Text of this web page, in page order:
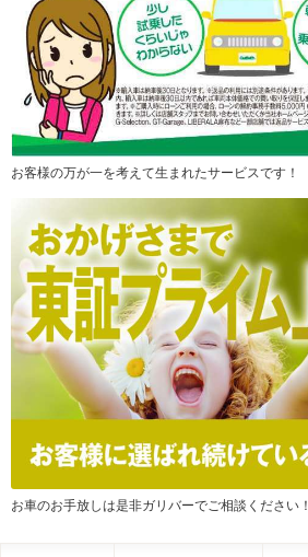
お客様の万が一を考えて生まれたサービスです！
お車のお手放しは是非ガリバーでご相談ください！